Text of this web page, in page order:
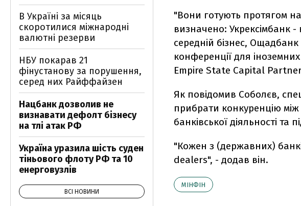
"Вони готують протягом
визначено: Укрексімбанк
середній бізнес,
конференції для
Empire State Capital
Як повідомив Соболєв,
прибрати конкуренцію
банківської діяльності
"Кожен з (державних)
dealers", - додав він.
МІНФІН
В Україні за місяць
скоротилися міжнародні
валютні резерви
НБУ покарав 21
фінустанову за порушення,
серед них Райффайзен
Нацбанк дозволив не
визнавати дефолт бізнесу
на тлі атак РФ
Україна уразила шість суден
тіньового флоту РФ та 10
енерговузлів
ВСІ НОВИНИ